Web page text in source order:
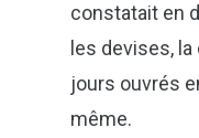
constatait en
les devises,
jours ouvrés
même.